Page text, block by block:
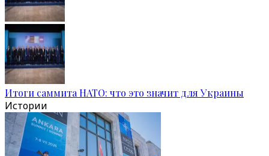
Итоги саммита НАТО: что это значит для Украины
Истории